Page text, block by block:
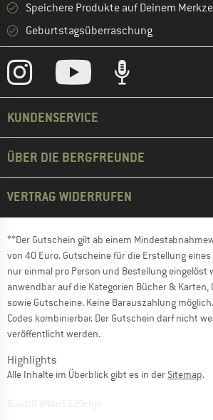
Speichere Produkte auf Deinem
Geburtstagsüberraschung
KUNDENSERVICE
ÜBER DIE BERGFREUNDE
VERTRAG WIDERRUFEN
**Der Gutschein gilt ab einem
von 40 Euro. Gutscheine für die Erstellung
nur einmal pro Person und Bestellung eingelöst
anwendbar auf die Kategorien Bücher &
sowie Gutscheine. Keine Barauszahlung
Codes kombinierbar. Der Gutschein darf nicht
veröffentlicht werden.
Highlights
Alle Inhalte im Überblick gibt es in der Sitemap.